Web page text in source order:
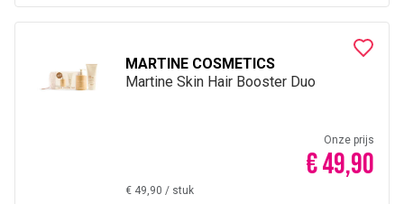
MARTINE COSMETICS
Martine Skin Hair Booster Duo
Onze prijs
€ 49,90
€ 49,90 / stuk